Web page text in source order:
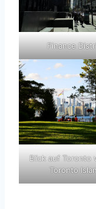
Finance
Blick auf Toronto
Toronto